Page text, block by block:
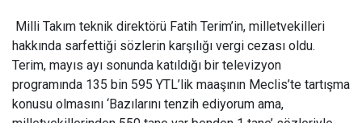
Milli Takım teknik direktörü Fatih Terim’in, milletvekilleri
hakkında sarfettiği sözlerin karşılığı vergi cezası oldu.
Terim, mayıs ayı sonunda katıldığı bir televizyon
programında 135 bin 595 YTL’lik maaşının Meclis’te tartışma
konusu olmasını ‘Bazılarını tenzih ediyorum ama,